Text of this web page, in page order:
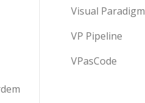
Visual Paradigm
VP Pipeline
VPasCode